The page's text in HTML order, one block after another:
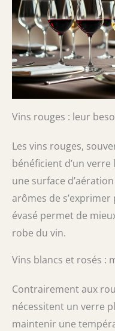
Vins rouges : leur
Les vins rouges,
bénéficient d’un
une surface
arômes de
évasé permet de
robe du vin.
Vins blancs et rosés :
Contrairement aux
nécessitent un verre
maintenir une